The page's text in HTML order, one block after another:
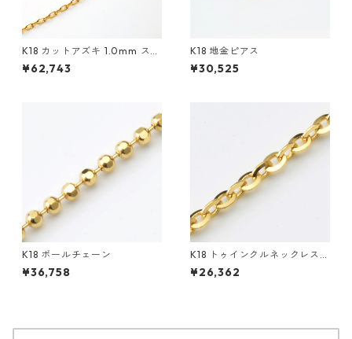
K18 カットアズキ 1.0mm スラ
イド付き
¥62,743
K18 地金ピアス
¥30,525
K18 ボールチェーン
¥36,758
K18 トゥインクルネックレス
0.8mm スライド付き
¥26,362